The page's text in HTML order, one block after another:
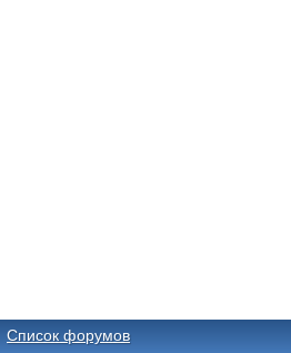
Список форумов